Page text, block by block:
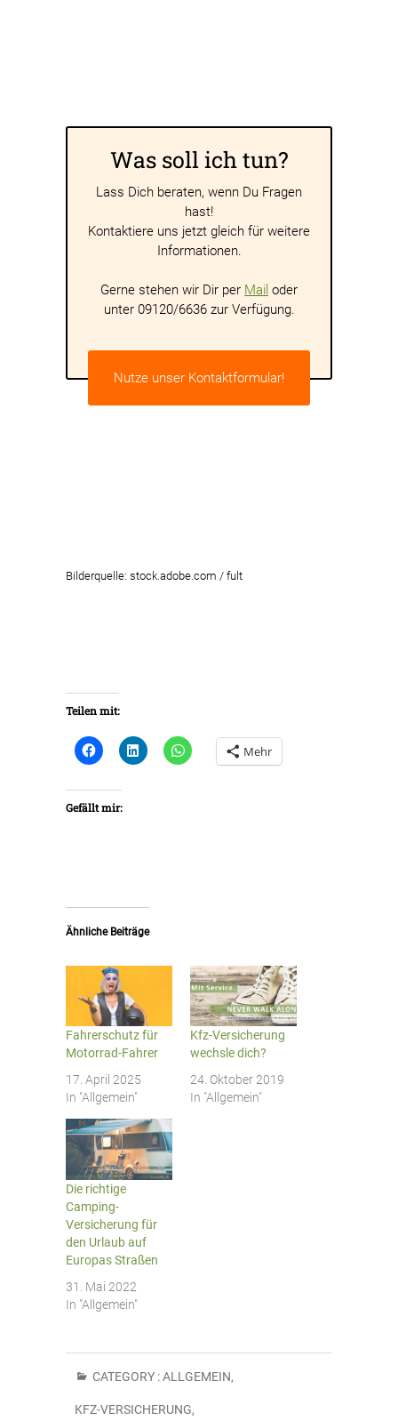
Was soll ich tun?
Lass Dich beraten, wenn Du Fragen
hast!
Kontaktiere uns jetzt gleich für weitere
Informationen.
Gerne stehen wir Dir per Mail oder
unter 09120/6636 zur Verfügung.
Nutze unser Kontaktformular!
Bilderquelle: stock.adobe.com / fult
Teilen mit:
Mehr
Gefällt mir:
Ähnliche Beiträge
Fahrerschutz für
Motorrad-Fahrer
17. April 2025
In "Allgemein"
Kfz-Versicherung
wechsle dich?
24. Oktober 2019
In "Allgemein"
Die richtige
Camping-
Versicherung für
den Urlaub auf
Europas Straßen
31. Mai 2022
In "Allgemein"
CATEGORY :ALLGEMEIN,
KFZ-VERSICHERUNG,